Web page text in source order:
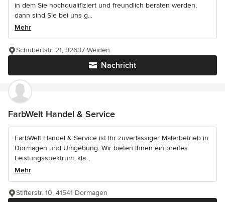
in dem Sie hochqualifiziert und freundlich beraten werden,
dann sind Sie bei uns g...
Mehr
Nachricht
Schubertstr. 21, 92637 Weiden
FarbWelt Handel & Service
FarbWelt Handel & Service ist Ihr zuverlässiger Malerbetrieb in
Dormagen und Umgebung. Wir bieten Ihnen ein breites
Leistungsspektrum: kla...
Mehr
Stifterstr. 10, 41541 Dormagen